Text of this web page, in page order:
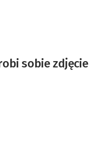
sobie zdjęcie